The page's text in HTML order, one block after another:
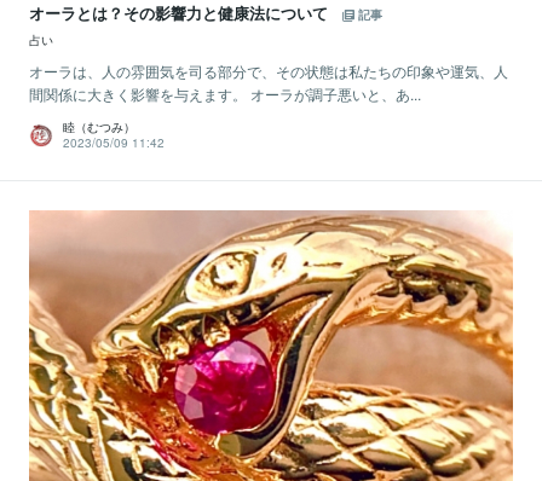
オーラとは？その影響力と健康法について
記事
占い
オーラは、人の雰囲気を司る部分で、その状態は私たちの印象や運気、人
間関係に大きく影響を与えます。 オーラが調子悪いと、あ...
睦（むつみ）
2023/05/09 11:42